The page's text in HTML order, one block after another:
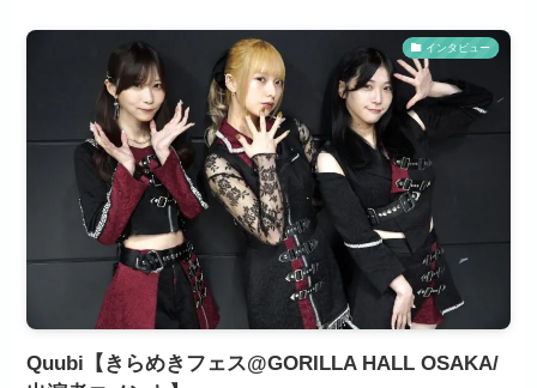
インタビュー
Quubi【きらめきフェス@GORILLA HALL OSAKA/